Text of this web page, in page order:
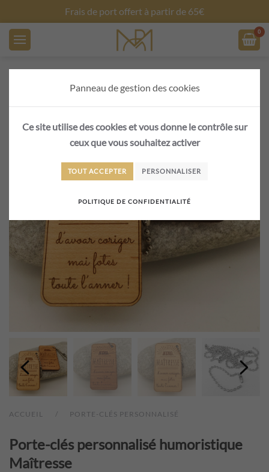
Panneau de gestion des cookies
Ce site utilise des cookies et vous donne le contrôle sur
ceux que vous souhaitez activer
TOUT ACCEPTER PERSONNALISER
POLITIQUE DE CONFIDENTIALITÉ
Skip to main content
à partir de 65€ Créez vos
ACCUEIL PORTE-CLÉS PERSONNALISÉ
Porte-clés personnalisé humoristique
Maîtresse